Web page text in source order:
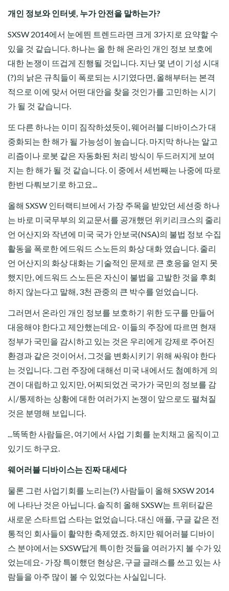
개인 정보와 인터넷, 누가 안전을 말하는가?
SXSW 2014에서 눈에띈 트렌드라면 크게 3가지로 요약할 수
있을 것 같습니다. 하나는 올 한 해 온라인 개인 정보 보호에
대한 논쟁이 뜨겁게 진행될 것입니다. 지난 몇 년이 기성 시대
(?)의 낡은 규칙들이 폭로되는 시기였다면, 올해부터는 본격
적으로 이에 맞서 어떤 대안을 찾을 것인가를 고민하는 시기
가 될 것 같습니다.
또 다른 하나는 이미 짐작하셨듯이, 웨어러블 디바이스가 대
중화되는 한 해가 될 가능성이 높습니다. 마지막 하나는 알고
리즘이나 로봇 같은 자동화된 처리 방식이 두드러지게 보여
지는 한 해가 될 것 같습니다. 이 중에서 세번째는 나중에 따로
한번 다뤄보기로 하고요...
올해 SXSW 인터랙티브에서 가장 주목을 받았던 세션중 하나
는 바로 미국무부의 외교문서를 공개했던 위키리크스의 줄리
언 어산지와 작년에 미국 국가 안보국(NSA)의 불법 정보 수집
활동을 폭로한 에드워드 스노든의 화상 대화 였습니다. 줄리
언 어산지의 화상 대화는 기술적인 문제로 큰 호응을 얻지 못
했지만, 에드워드 스노든은 자신이 불법을 고발한 것을 후회
하지 않는다고 말해, 3천 관중의 큰 박수를 얻었습니다.
그러면서 온라인 개인 정보를 보호하기 위한 도구를 만들어
대응해야 한다고 제안했는데요- 이들의 주장에 따르면 현재
정부가 국민을 감시하고 있는 것은 우리에게 강제로 주어진
환경과 같은 것이어서, 그것을 변화시키기 위해 싸워야 한다
는 것입니다. 그런 주장에 대해선 미국 내에서도 첨예하게 의
견이 대립하고 있지만, 어찌되었건 국가가 국민의 정보를 감
시/통제하는 상황에 대한 여러가지 논쟁이 앞으로도 펼쳐질
것은 분명해 보입니다.
...똑똑한 사람들은, 여기에서 사업 기회를 눈치채고 움직이고
있기도 하구요.
웨어러블 디바이스는 진짜 대세다
물론 그런 사업기회를 노리는(?) 사람들이 올해 SXSW 2014
에 나타난 것은 아닙니다. 솔직히 올해 SXSW는 트위터같은
새로운 스타트업 스타는 없었습니다. 대신 애플, 구글 같은 전
통적인 회사들이 활약한 축제였죠. 하지만 웨어러블 디바이
스 분야에서는 SXSW답게 특이한 것들을 여러가지 볼 수가 있
었는데요- 가장 특이했던 현상은, 구글 글래스를 쓰고 있는 사
람들을 아주 많이 볼 수 있었다는 사실입니다.